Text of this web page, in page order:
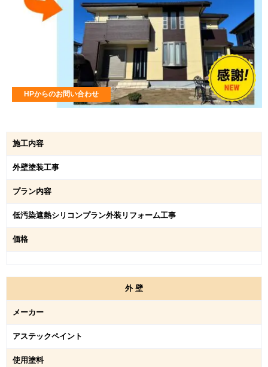
HPからのお問い合わせ
施工内容
外壁塗装工事
プラン内容
低汚染遮熱シリコンプラン外装リフォーム工事
価格
外 壁
メーカー
アステックペイント
使用塗料